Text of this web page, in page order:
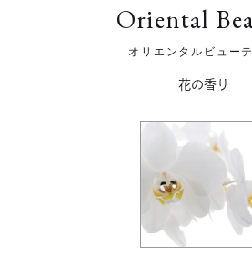
Oriental
オリエンタルビュー
花の香り